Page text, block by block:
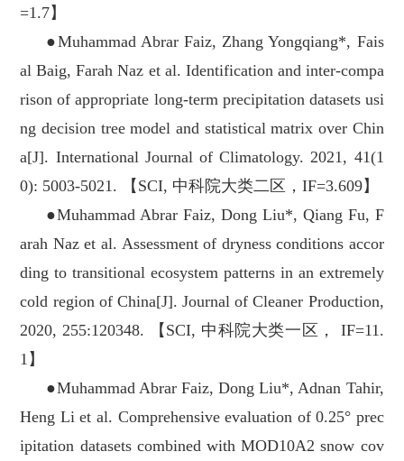
=1.7】
●Muhammad Abrar Faiz, Zhang Yongqiang*, Fais
al Baig, Farah Naz et al. Identification and inter-compa
rison of appropriate long-term precipitation datasets usi
ng decision tree model and statistical matrix over Chin
a[J]. International Journal of Climatology. 2021, 41(1
0): 5003-5021. 【SCI, 中科院大类二区，IF=3.609】
●Muhammad Abrar Faiz, Dong Liu*, Qiang Fu, F
arah Naz et al. Assessment of dryness conditions accor
ding to transitional ecosystem patterns in an extremely
cold region of China[J]. Journal of Cleaner Production,
2020, 255:120348. 【SCI, 中科院大类一区， IF=11.
1】
●Muhammad Abrar Faiz, Dong Liu*, Adnan Tahir,
Heng Li et al. Comprehensive evaluation of 0.25° prec
ipitation datasets combined with MOD10A2 snow cov